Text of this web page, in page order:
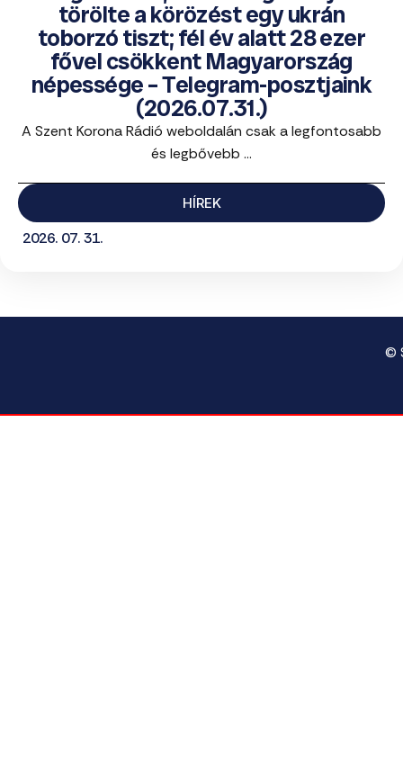
törölte a körözést egy ukrán
toborzó tiszt; fél év alatt 28 ezer
fővel csökkent Magyarország
népessége – Telegram-posztjaink
(2026.07.31.)
A Szent Korona Rádió weboldalán csak a legfontosabb
és legbővebb ...
HÍREK
2026. 07. 31.
©